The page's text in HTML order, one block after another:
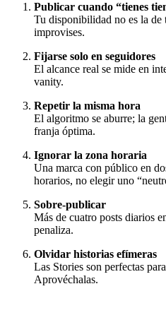
Publicar cuando “tienes
Tu disponibilidad no es la de
improvises.
Fijarse solo en seguidores
El alcance real se mide en
vanity.
Repetir la misma hora
El algoritmo se aburre; la
franja óptima.
Ignorar la zona horaria
Una marca con público en
horarios, no elegir uno
Sobre‑publicar
Más de cuatro posts diarios
penaliza.
Olvidar historias efímeras
Las Stories son perfectas
Aprovéchalas.